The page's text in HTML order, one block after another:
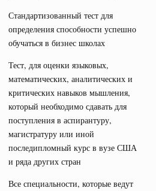
Стандартизованный тест для
определения способности успешно
обучаться в бизнес школах
Тест, для оценки языковых,
математических, аналитических и
критических навыков мышления,
который необходимо сдавать для
поступления в аспирантуру,
магистратуру или иной
последипломный курс в вузе США
и ряда других стран
Все специальности, которые ведут